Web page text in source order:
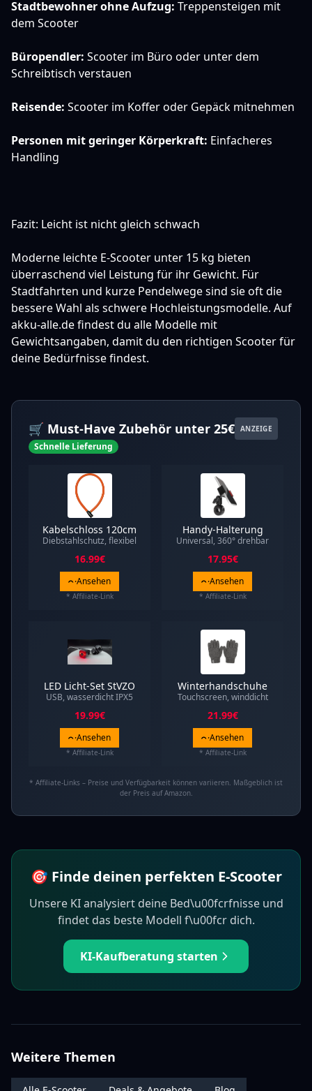
Stadtbewohner ohne Aufzug: Treppensteigen mit
dem Scooter
Büropendler: Scooter im Büro oder unter dem
Schreibtisch verstauen
Reisende: Scooter im Koffer oder Gepäck mitnehmen
Personen mit geringer Körperkraft: Einfacheres
Handling
Fazit: Leicht ist nicht gleich schwach
Moderne leichte E-Scooter unter 15 kg bieten
überraschend viel Leistung für ihr Gewicht. Für
Stadtfahrten und kurze Pendelwege sind sie oft die
bessere Wahl als schwere Hochleistungsmodelle. Auf
akku-alle.de findest du alle Modelle mit
Gewichtsangaben, damit du den richtigen Scooter für
deine Bedürfnisse findest.
🛒 Must-Have Zubehör unter 25€ ANZEIGE
Schnelle Lieferung
Kabelschloss 120cm
Diebstahlschutz, flexibel
16.99€
Ansehen
* Affiliate-Link
Handy-Halterung
Universal, 360° drehbar
17.95€
Ansehen
* Affiliate-Link
LED Licht-Set StVZO
USB, wasserdicht IPX5
19.99€
Ansehen
* Affiliate-Link
Winterhandschuhe
Touchscreen, winddicht
21.99€
Ansehen
* Affiliate-Link
* Affiliate-Links – Preise und Verfügbarkeit können variieren. Maßgeblich ist
der Preis auf Amazon.
🎯 Finde deinen perfekten E-Scooter
Unsere KI analysiert deine Bed\u00fcrfnisse und
findet das beste Modell f\u00fcr dich.
KI-Kaufberatung starten
Weitere Themen